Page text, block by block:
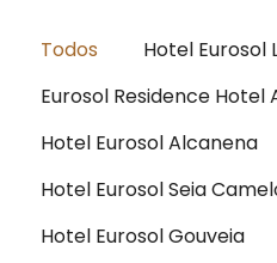
Todos
Hotel Eurosol
Eurosol Residence
Hotel Eurosol Alcanena
Hotel Eurosol Seia
Hotel Eurosol Gouveia